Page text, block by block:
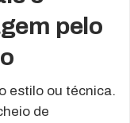
pelo
estilo ou técnica.
de